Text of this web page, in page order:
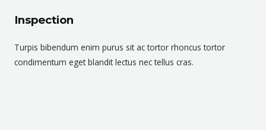
Inspection
Turpis bibendum enim purus sit ac tortor rhoncus tortor
condimentum eget blandit lectus nec tellus cras.